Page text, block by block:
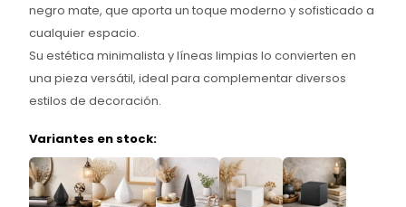
negro mate, que aporta un toque moderno y sofisticado a
cualquier espacio.
Su estética minimalista y líneas limpias lo convierten en
una pieza versátil, ideal para complementar diversos
estilos de decoración.
Variantes en stock: